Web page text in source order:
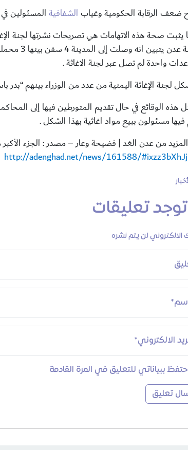
ضعف الرقابة الحكومية وغياب الشفافيةالمسئولين
مدينة
واحدة لم تصل عبر لجنة الاغاثة .
لجنة الإغاثة اليمنية من عدد من الوزراء بينهم
هذه الوقائع في حال تقديم المتورطين فيها إلى
فيها مسئولون ببيع مواد اغاثية بهذا الشكل .
المزيد من عدن الغد | فضيحة وعار – مصدر : الجزء
http://adenghad.net/news/161588/
توجد تعليقات
الالكتروني لن يتم نشره
الالكتروني*
ببياناتي للتعليق في المرة القادمة